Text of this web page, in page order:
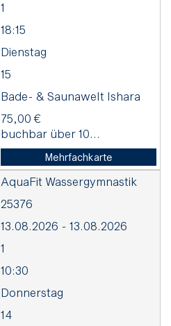
1
18:15
Dienstag
15
Bade- & Saunawelt Ishara
75,00 €
buchbar über 10...
Mehrfachkarte
AquaFit Wassergymnastik
25376
13.08.2026 - 13.08.2026
1
10:30
Donnerstag
14